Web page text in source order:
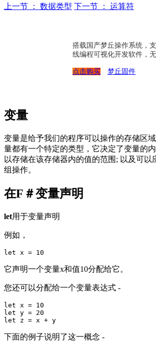
上一节 ： 数据类型 下一节 ： 运算符
搭载国产梦丘操作系统，
线编程可视化开发软件，
点击购买 梦丘固件
变量
变量是给予我们的程序可以操作的存储区
量都有一个特定的类型，它决定了变量的
以存储在该存储器内的值的范围; 以及可以
组操作。
在F＃变量声明
let用于变量声明
例如，
它声明一个变量x和值10分配给它。
您还可以分配给一个变量表达式 -
let x = 10
let y = 20
下面的例子说明了这一概念 -